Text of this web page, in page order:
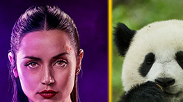
preuzete obaveze
se realizuju u skladu